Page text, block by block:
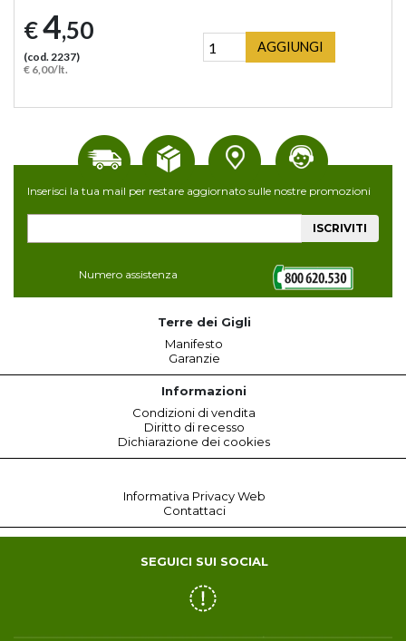
€4,50
(cod. 2237)
€ 6,00/lt.
AGGIUNGI
Inserisci la tua mail per restare aggiornato sulle nostre promozioni
ISCRIVITI
Numero assistenza
Terre dei Gigli
Manifesto
Garanzie
Informazioni
Condizioni di vendita
Diritto di recesso
Dichiarazione dei cookies
Informativa Privacy Web
Contattaci
SEGUICI SUI SOCIAL